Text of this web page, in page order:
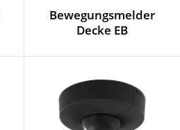
Bewegungsmelder
Decke EB